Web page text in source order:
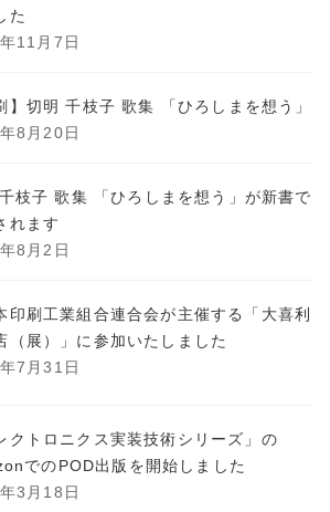
た
11月7日
】切明 千枝子 歌集 「ひろしまを想う」
8月20日
枝子 歌集 「ひろしまを想う」が新書で
れます
8月2日
印刷工業組合連合会が主催する「大喜利
（展）」に参加いたしました
7月31日
クトロニクス実装技術シリーズ」の
でのPOD出版を開始しました
3月18日